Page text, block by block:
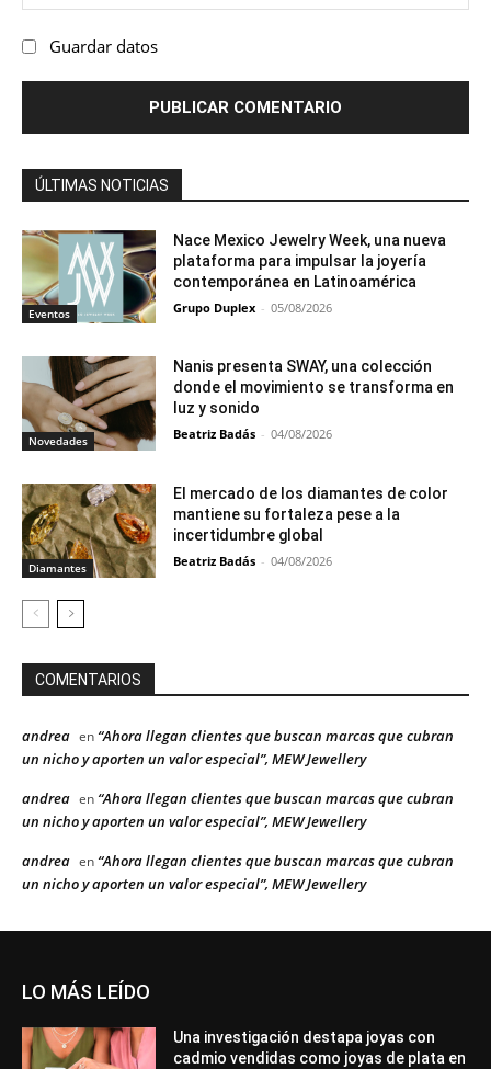
Guardar datos
ÚLTIMAS NOTICIAS
Eventos
Nace Mexico Jewelry Week, una nueva
plataforma para impulsar la joyería
contemporánea en Latinoamérica
Grupo Duplex - 05/08/2026
Novedades
Nanis presenta SWAY, una colección
donde el movimiento se transforma en
luz y sonido
Beatriz Badás - 04/08/2026
Diamantes
El mercado de los diamantes de color
mantiene su fortaleza pese a la
incertidumbre global
Beatriz Badás - 04/08/2026
COMENTARIOS
andrea en “Ahora llegan clientes que buscan marcas que cubran
un nicho y aporten un valor especial”, MEW Jewellery
andrea en “Ahora llegan clientes que buscan marcas que cubran
un nicho y aporten un valor especial”, MEW Jewellery
andrea en “Ahora llegan clientes que buscan marcas que cubran
un nicho y aporten un valor especial”, MEW Jewellery
LO MÁS LEÍDO
Una investigación destapa joyas con
cadmio vendidas como joyas de plata en